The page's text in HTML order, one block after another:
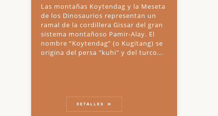
Las montañas Koytendag y la Meseta
de los Dinosaurios representan un
ramal de la cordillera Gissar del gran
sistema montañoso Pamir-Alay. El
nombre “Koytendag” (o Kugitang) se
origina del persa "kuhi" y del turco...
DETALLES